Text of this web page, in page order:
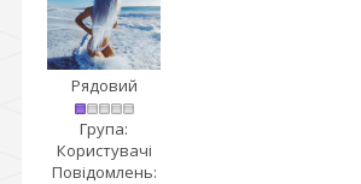
Рядовий
Група:
Користувачі
Повідомлень: